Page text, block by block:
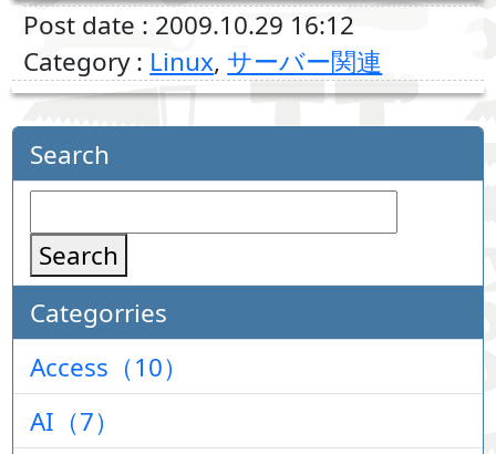
Post date : 2009.10.29 16:12
Category : Linux, サーバー関連
Search
Search
Categorries
Access（10）
AI（7）